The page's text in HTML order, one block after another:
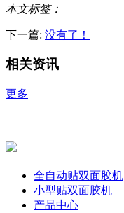
本文标签：
下一篇: 没有了！
相关资讯
更多
全自动贴双面胶机
小型贴双面胶机
产品中心